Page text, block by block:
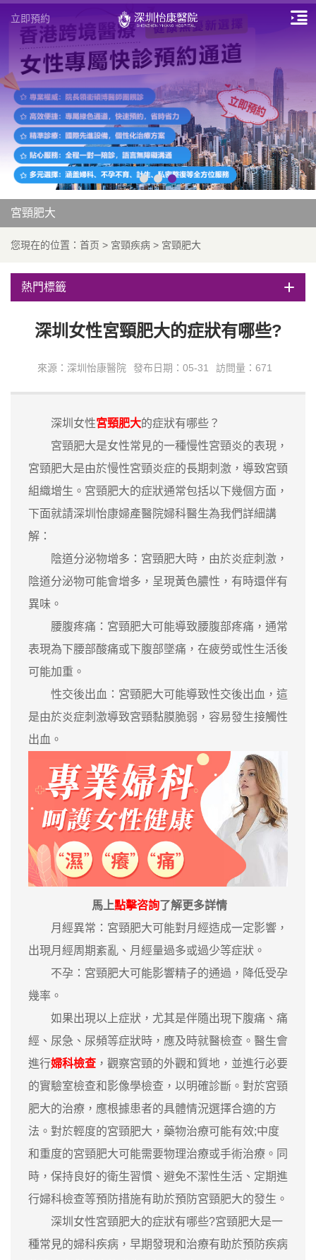
立即預約
宮頸肥大
您現在的位置： 首页 > 宮頸疾病 > 宮頸肥大
熱門標籤
深圳女性宮頸肥大的症狀有哪些?
來源：深圳怡康醫院 發布日期：05-31 訪問量：671
深圳女性宮頸肥大的症狀有哪些？
宮頸肥大是女性常見的一種慢性宮頸炎的表現，
宮頸肥大是由於慢性宮頸炎症的長期刺激，導致宮頸
組織增生。宮頸肥大的症狀通常包括以下幾個方面，
下面就請深圳怡康婦產醫院婦科醫生為我們詳細講
解：
陰道分泌物增多：宮頸肥大時，由於炎症刺激，
陰道分泌物可能會增多，呈現黃色膿性，有時還伴有
異味。
腰腹疼痛：宮頸肥大可能導致腰腹部疼痛，通常
表現為下腰部酸痛或下腹部墜痛，在疲勞或性生活後
可能加重。
性交後出血：宮頸肥大可能導致性交後出血，這
是由於炎症刺激導致宮頸黏膜脆弱，容易發生接觸性
出血。
馬上點擊咨詢了解更多詳情
月經異常：宮頸肥大可能對月經造成一定影響，
出現月經周期紊亂、月經量過多或過少等症狀。
不孕：宮頸肥大可能影響精子的通過，降低受孕
幾率。
如果出現以上症狀，尤其是伴隨出現下腹痛、痛
經、尿急、尿頻等症狀時，應及時就醫檢查。醫生會
進行婦科檢查 ，觀察宮頸的外觀和質地，並進行必要
的實驗室檢查和影像學檢查，以明確診斷。對於宮頸
肥大的治療，應根據患者的具體情況選擇合適的方
法。對於輕度的宮頸肥大，藥物治療可能有效;中度
和重度的宮頸肥大可能需要物理治療或手術治療。同
時，保持良好的衛生習慣、避免不潔性生活、定期進
行婦科檢查等預防措施有助於預防宮頸肥大的發生。
深圳女性宮頸肥大的症狀有哪些?宮頸肥大是一
種常見的婦科疾病，早期發現和治療有助於預防疾病